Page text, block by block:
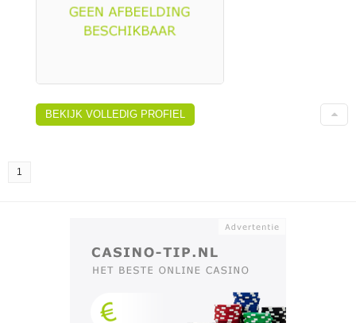
BEKIJK VOLLEDIG PROFIEL
1